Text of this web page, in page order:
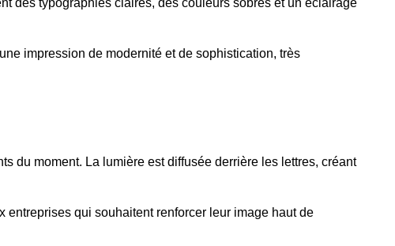
des typographies claires, des couleurs sobres et un éclairage
impression de modernité et de sophistication, très
du moment. La lumière est diffusée derrière les lettres, créant
entreprises qui souhaitent renforcer leur image haut de